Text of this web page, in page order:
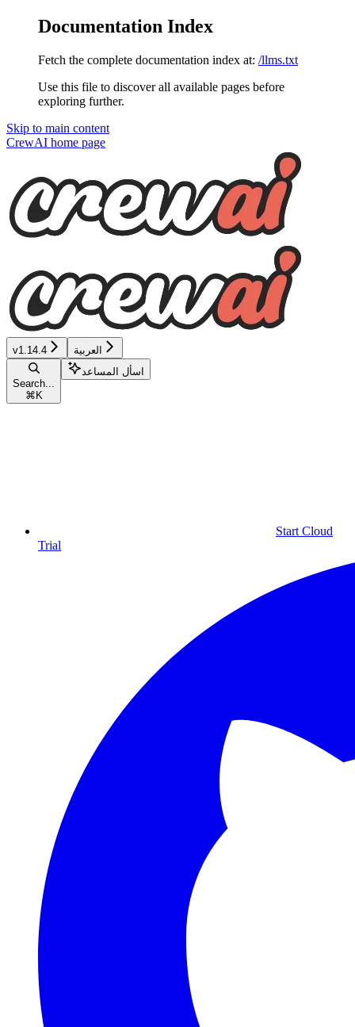
Documentation Index
Fetch the complete documentation index at: /llms.txt
Use this file to discover all available pages before
exploring further.
Skip to main content
CrewAI home page
v1.14.4 العربية
Search...
⌘ K
اسأل المساعد
Start Cloud
Trial